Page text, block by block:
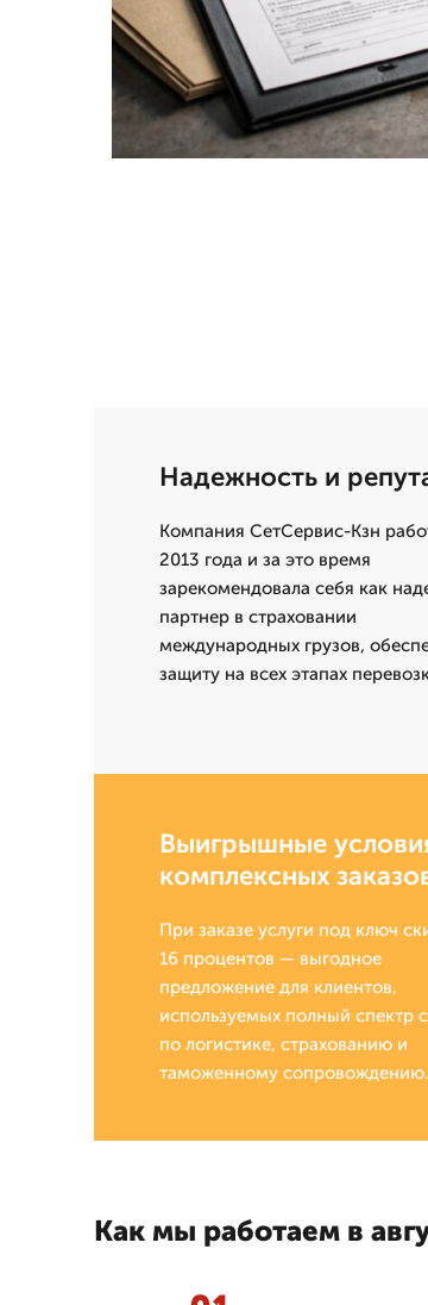
Надежность и
Компания СетСервис-Кзн
2013 года и за это время
зарекомендовала себя как
партнер в страховании
международных грузов,
защиту на всех этапах
Выигрышные
комплексных
При заказе услуги под ключ
16 процентов — выгодное
предложение для клиентов,
используемых полный спектр
по логистике, страхованию и
таможенному сопровождению.
Как мы работаем в